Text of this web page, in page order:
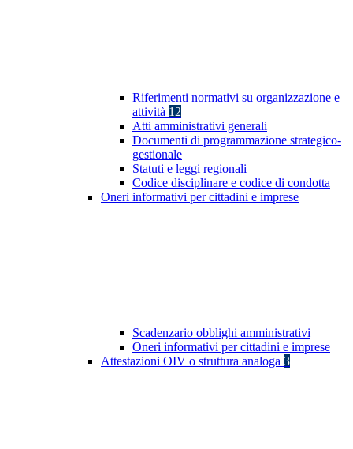
Riferimenti normativi su organizzazione e
attività 12
Atti amministrativi generali
Documenti di programmazione strategico-
gestionale
Statuti e leggi regionali
Codice disciplinare e codice di condotta
Oneri informativi per cittadini e imprese
Scadenzario obblighi amministrativi
Oneri informativi per cittadini e imprese
Attestazioni OIV o struttura analoga 3